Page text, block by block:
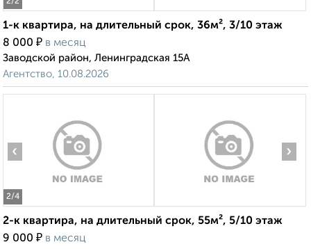
1-к квартира, на длительный срок, 36м², 3/10 этаж
8 000 ₽ в месяц
Заводской район, Ленинградская 15А
Агентство, 10.08.2026
2/4
‹ ›
2-к квартира, на длительный срок, 55м², 5/10 этаж
9 000 ₽ в месяц